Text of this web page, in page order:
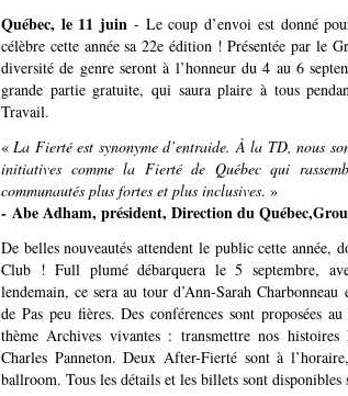
Québec, le 11 juin - Le coup d’envoi est donné
célèbre cette année sa 22e édition ! Présentée par le
diversité de genre seront à l’honneur du 4 au 6
grande partie gratuite, qui saura plaire à tous
Travail.
«La Fierté est synonyme d’entraide. À la TD, nous
initiatives comme la Fierté de Québec qui
communautés plus fortes et plus inclusives. »
- Abe Adham, président, Direction du
De belles nouveautés attendent le public cette année,
Club ! Full plumé débarquera le 5 septembre,
lendemain, ce sera au tour d’Ann-Sarah
de Pas peu fières. Des conférences sont proposées
thème Archives vivantes : transmettre nos
Charles Panneton. Deux After-Fierté sont à
ballroom. Tous les détails et les billets sont disponibles